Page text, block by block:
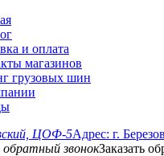
и оплата
магазинов
грузовых шин
Адрес: г.
Заказать